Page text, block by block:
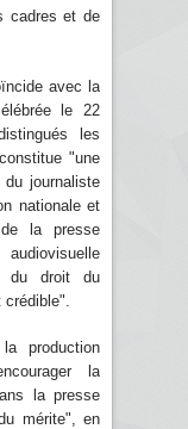
cadres et de
avec la
le 22
les
"une
journaliste
nationale et
la presse
du droit du
production
la
la presse
mérite", en